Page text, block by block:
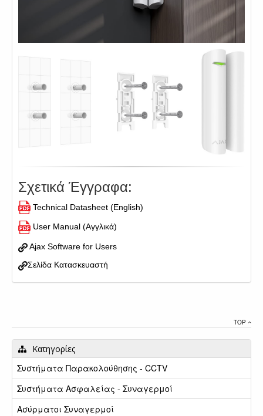
Σχετικά Έγγραφα:
Technical Datasheet (English)
User Manual (Αγγλικά)
Ajax Software for Users
Σελίδα Κατασκευαστή
TOP
Κατηγορίες
Συστήματα Παρακολούθησης - CCTV
Συστήματα Ασφαλείας - Συναγερμοί
Ασύρματοι Συναγερμοί